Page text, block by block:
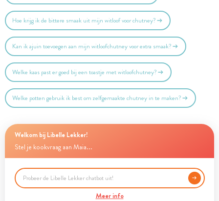
Hoe krijg ik de bittere smaak uit mijn witloof voor chutney?
Kan ik ajuin toevoegen aan mijn witloofchutney voor extra smaak?
Welke kaas past er goed bij een toastje met witloofchutney?
Welke potten gebruik ik best om zelfgemaakte chutney in te maken?
Welkom bij Libelle Lekker!
Stel je kookvraag aan Maia...
Meer info